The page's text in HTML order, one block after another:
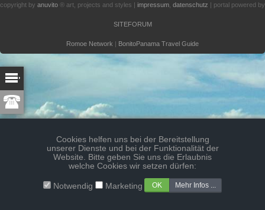
copyright by anuvito ® art, projects and styles | impressum datenschutz | portal powered by
SITEFORUM
Romoe Network | BonitoPanama Travel Guide
Cookies helfen uns bei der Bereitstellung
unserer Dienste und bei der Funktionalität der
Website. Bitte geben Sie uns die Erlaubnis
welche Cookies wir setzen dürfen:
Notwendig Marketing Mehr Infos ...